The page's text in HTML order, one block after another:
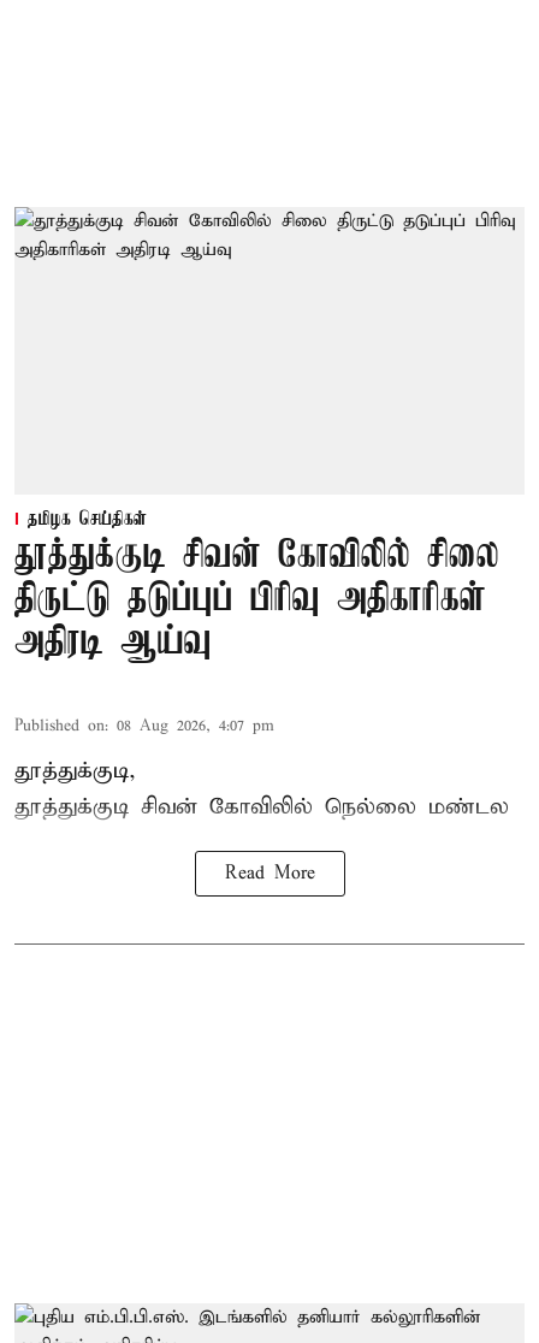
தமிழக செய்திகள்
தூத்துக்குடி சிவன் கோவிலில் சிலை
திருட்டு தடுப்புப் பிரிவு அதிகாரிகள்
அதிரடி ஆய்வு
Published on: 08 Aug 2026, 4:07 pm
தூத்துக்குடி,
தூத்துக்குடி சிவன் கோவிலில் நெல்லை மண்டல
Read More